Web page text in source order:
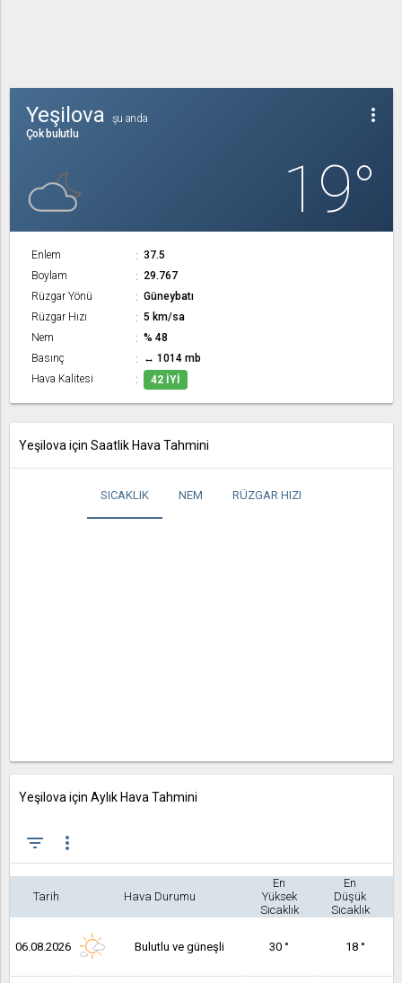
more_vert
Yeşilova
şu anda
Çok bulutlu
19°
Enlem
37.5
Boylam
29.767
Rüzgar Yönü
Güneybatı
Rüzgar Hızı
5 km/sa
Nem
% 48
Basınç
↔ 1014 mb
Hava Kalitesi
42 İYI
Yeşilova için Saatlik Hava Tahmini
SICAKLIK NEM RÜZGAR HIZI
Yeşilova için Aylık Hava Tahmini
filter_list more_vert
Tarih Hava Durumu
En
Yüksek
Sıcaklık
En
Düşük
Sıcaklık
06.08.2026 Bulutlu ve güneşli 30 ° 18 °